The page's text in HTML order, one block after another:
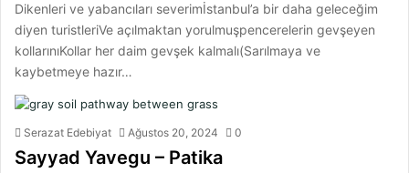
Dikenleri ve yabancıları severimİstanbul’a bir daha geleceğim
diyen turistleriVe açılmaktan yorulmuşpencerelerin gevşeyen
kollarınıKollar her daim gevşek kalmalı(Sarılmaya ve
kaybetmeye hazır…
Serazat Edebiyat Ağustos 20, 2024 0
Sayyad Yavegu – Patika